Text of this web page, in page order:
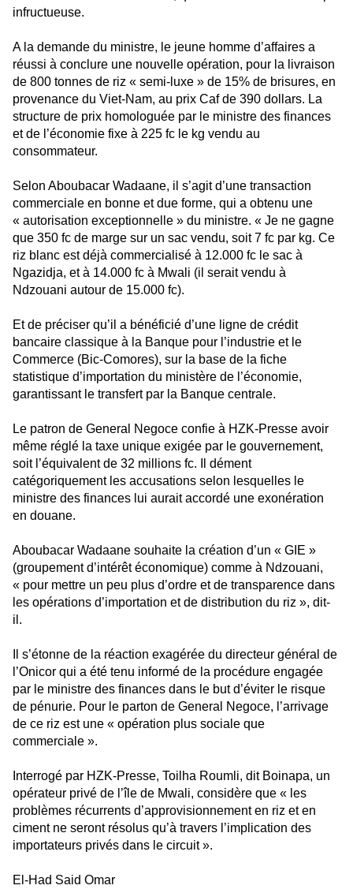
infructueuse.
A la demande du ministre, le jeune homme d’affaires a
réussi à conclure une nouvelle opération, pour la livraison
de 800 tonnes de riz « semi-luxe » de 15% de brisures, en
provenance du Viet-Nam, au prix Caf de 390 dollars. La
structure de prix homologuée par le ministre des finances
et de l’économie fixe à 225 fc le kg vendu au
consommateur.
Selon Aboubacar Wadaane, il s’agit d’une transaction
commerciale en bonne et due forme, qui a obtenu une
« autorisation exceptionnelle » du ministre. « Je ne gagne
que 350 fc de marge sur un sac vendu, soit 7 fc par kg. Ce
riz blanc est déjà commercialisé à 12.000 fc le sac à
Ngazidja, et à 14.000 fc à Mwali (il serait vendu à
Ndzouani autour de 15.000 fc).
Et de préciser qu’il a bénéficié d’une ligne de crédit
bancaire classique à la Banque pour l’industrie et le
Commerce (Bic-Comores), sur la base de la fiche
statistique d’importation du ministère de l’économie,
garantissant le transfert par la Banque centrale.
Le patron de General Negoce confie à HZK-Presse avoir
même réglé la taxe unique exigée par le gouvernement,
soit l’équivalent de 32 millions fc. Il dément
catégoriquement les accusations selon lesquelles le
ministre des finances lui aurait accordé une exonération
en douane.
Aboubacar Wadaane souhaite la création d’un « GIE »
(groupement d’intérêt économique) comme à Ndzouani,
« pour mettre un peu plus d’ordre et de transparence dans
les opérations d’importation et de distribution du riz », dit-
il.
Il s’étonne de la réaction exagérée du directeur général de
l’Onicor qui a été tenu informé de la procédure engagée
par le ministre des finances dans le but d’éviter le risque
de pénurie. Pour le parton de General Negoce, l’arrivage
de ce riz est une « opération plus sociale que
commerciale ».
Interrogé par HZK-Presse, Toilha Roumli, dit Boinapa, un
opérateur privé de l’île de Mwali, considère que « les
problèmes récurrents d’approvisionnement en riz et en
ciment ne seront résolus qu’à travers l’implication des
importateurs privés dans le circuit ».
El-Had Said Omar